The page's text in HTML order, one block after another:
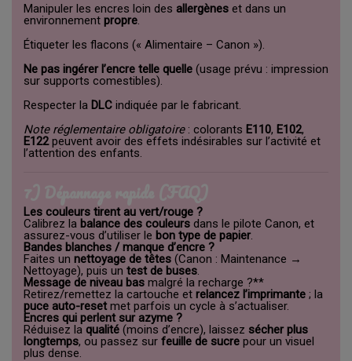
Manipuler les encres loin des allergènes et dans un
environnement propre.
Étiqueter les flacons (« Alimentaire – Canon »).
Ne pas ingérer l’encre telle quelle (usage prévu : impression
sur supports comestibles).
Respecter la DLC indiquée par le fabricant.
Note réglementaire obligatoire: colorants E110, E102,
E122peuvent avoir des effets indésirables sur l’activité et
l’attention des enfants.
Les couleurs tirent au vert/rouge ?
Calibrez la balance des couleurs dans le pilote Canon, et
assurez-vous d’utiliser le bon type de papier.
Bandes blanches / manque d’encre ?
Faites un nettoyage de têtes (Canon : Maintenance →
Nettoyage), puis un test de buses.
Message de niveau bas malgré la recharge ?**
Retirez/remettez la cartouche et relancez l’imprimante ; la
puce auto-resetmet parfois un cycle à s’actualiser.
Encres qui perlent sur azyme ?
Réduisez la qualité (moins d’encre), laissez sécher plus
longtemps, ou passez sur feuille de sucre pour un visuel
plus dense.